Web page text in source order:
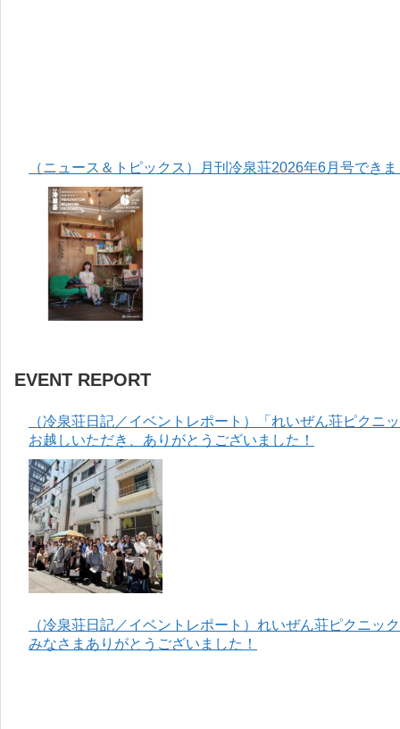
（ニュース＆トピックス）月刊冷泉荘2026年6月号でき
EVENT REPORT
（冷泉荘日記／イベントレポート）「れいぜん荘ピクニ
お越しいただき、ありがとうございました！
（冷泉荘日記／イベントレポート）れいぜん荘ピクニッ
みなさまありがとうございました！